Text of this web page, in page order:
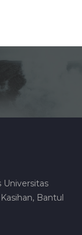
Universitas
Bantul